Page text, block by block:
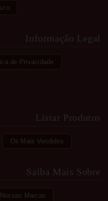
Informação Legal
de Privacidade
Listar Produtos
Os Mais Vendidos
Saiba Mais Sobre
Marcas